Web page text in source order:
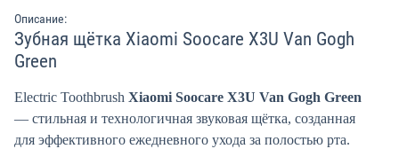
Описание:
Зубная щётка Xiaomi Soocare X3U Van Gogh
Green
Electric Toothbrush Xiaomi Soocare X3U Van Gogh Green
— стильная и технологичная звуковая щётка, созданная
для эффективного ежедневного ухода за полостью рта.